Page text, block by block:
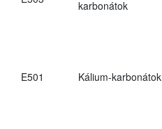
karbonátok
E501 Kálium-karbonátok